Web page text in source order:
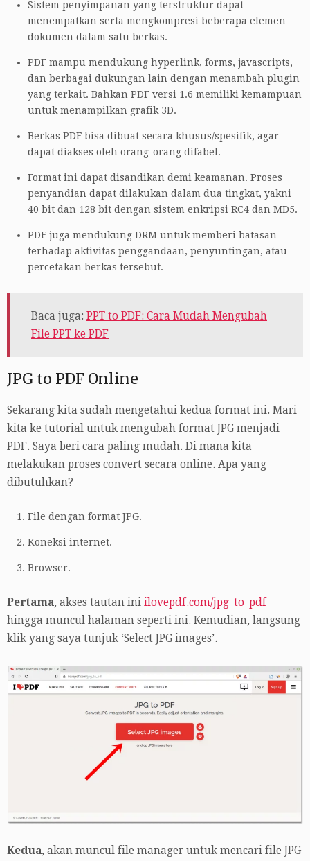
Sistem penyimpanan yang terstruktur dapat
menempatkan serta mengkompresi beberapa elemen
dokumen dalam satu berkas.
PDF mampu mendukung hyperlink, forms, javascripts,
dan berbagai dukungan lain dengan menambah plugin
yang terkait. Bahkan PDF versi 1.6 memiliki kemampuan
untuk menampilkan grafik 3D.
Berkas PDF bisa dibuat secara khusus/spesifik, agar
dapat diakses oleh orang-orang difabel.
Format ini dapat disandikan demi keamanan. Proses
penyandian dapat dilakukan dalam dua tingkat, yakni
40 bit dan 128 bit dengan sistem enkripsi RC4 dan MD5.
PDF juga mendukung DRM untuk memberi batasan
terhadap aktivitas penggandaan, penyuntingan, atau
percetakan berkas tersebut.
Baca juga: PPT to PDF: Cara Mudah Mengubah
File PPT ke PDF
JPG to PDF Online
Sekarang kita sudah mengetahui kedua format ini. Mari
kita ke tutorial untuk mengubah format JPG menjadi
PDF. Saya beri cara paling mudah. Di mana kita
melakukan proses convert secara online. Apa yang
dibutuhkan?
File dengan format JPG.
Koneksi internet.
Browser.
Pertama, akses tautan ini ilovepdf.com/jpg_to_pdf
hingga muncul halaman seperti ini. Kemudian, langsung
klik yang saya tunjuk ‘Select JPG images’.
Kedua, akan muncul file manager untuk mencari file JPG